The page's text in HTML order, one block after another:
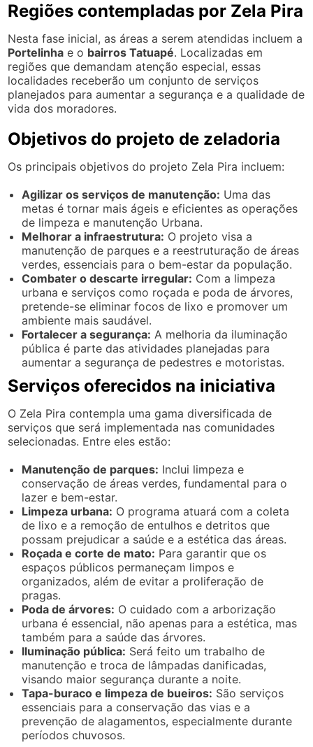
Regiões contempladas por Zela Pira
Nesta fase inicial, as áreas a serem atendidas incluem a
Portelinha e o bairros Tatuapé. Localizadas em
regiões que demandam atenção especial, essas
localidades receberão um conjunto de serviços
planejados para aumentar a segurança e a qualidade de
vida dos moradores.
Objetivos do projeto de zeladoria
Os principais objetivos do projeto Zela Pira incluem:
Agilizar os serviços de manutenção: Uma das
metas é tornar mais ágeis e eficientes as operações
de limpeza e manutenção Urbana.
Melhorar a infraestrutura: O projeto visa a
manutenção de parques e a reestruturação de áreas
verdes, essenciais para o bem-estar da população.
Combater o descarte irregular: Com a limpeza
urbana e serviços como roçada e poda de árvores,
pretende-se eliminar focos de lixo e promover um
ambiente mais saudável.
Fortalecer a segurança: A melhoria da iluminação
pública é parte das atividades planejadas para
aumentar a segurança de pedestres e motoristas.
Serviços oferecidos na iniciativa
O Zela Pira contempla uma gama diversificada de
serviços que será implementada nas comunidades
selecionadas. Entre eles estão:
Manutenção de parques: Inclui limpeza e
conservação de áreas verdes, fundamental para o
lazer e bem-estar.
Limpeza urbana: O programa atuará com a coleta
de lixo e a remoção de entulhos e detritos que
possam prejudicar a saúde e a estética das áreas.
Roçada e corte de mato: Para garantir que os
espaços públicos permaneçam limpos e
organizados, além de evitar a proliferação de
pragas.
Poda de árvores: O cuidado com a arborização
urbana é essencial, não apenas para a estética, mas
também para a saúde das árvores.
Iluminação pública: Será feito um trabalho de
manutenção e troca de lâmpadas danificadas,
visando maior segurança durante a noite.
Tapa-buraco e limpeza de bueiros: São serviços
essenciais para a conservação das vias e a
prevenção de alagamentos, especialmente durante
períodos chuvosos.